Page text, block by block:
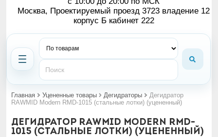
Москва, Проектируемый проезд 3723 владение 12
корпус Б кабинет 222
Главная Уцененные товары Дегидраторы
Дегидратор
RAWMID Modern RMD-1015 (стальные лотки) (уцененный)
Дегидратор RAWMID Modern RMD-
1015 (стальные лотки) (уцененный)